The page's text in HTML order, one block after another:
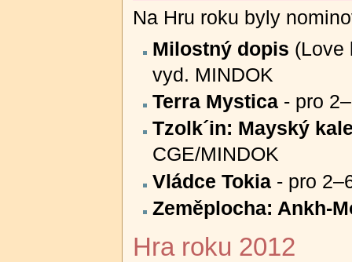
Na Hru roku byly
Milostný dopis (Love
vyd. MINDOK
Terra Mystica - pro
Tzolk´in: Mayský
CGE/MINDOK
Vládce Tokia - pro
Zeměplocha: Ankh-
Hra roku 2012